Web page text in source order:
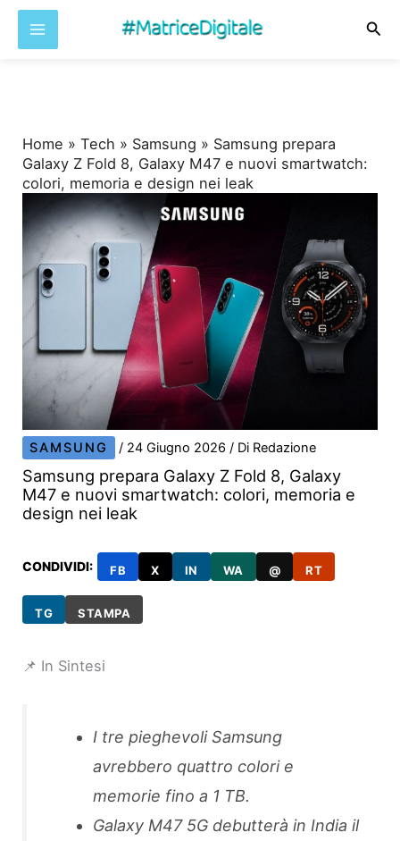
Home »Tech » Samsung » Samsung prepara
Galaxy Z Fold 8, Galaxy M47 e nuovi smartwatch:
colori, memoria e design nei leak
SAMSUNG / 24 Giugno 2026/ Di Redazione
Samsung prepara Galaxy Z Fold 8, Galaxy
M47 e nuovi smartwatch: colori, memoria e
design nei leak
CONDIVIDI: FB X IN WA @ RT
TG STAMPA
📌 In Sintesi
I tre pieghevoli Samsung
avrebbero quattro colori e
memorie fino a 1 TB.
Galaxy M47 5G debutterà in India il